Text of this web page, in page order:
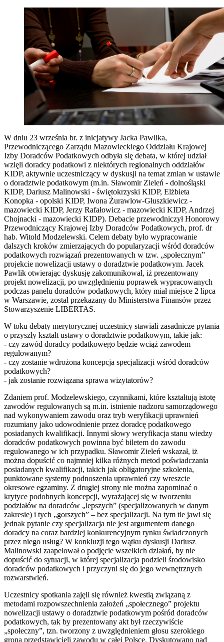
W dniu 23 września br. z inicjatywy Jacka Pawlika,
Przewodniczącego Zarządu Mazowieckiego Oddziału Krajowej
Izby Doradców Podatkowych odbyła się debata, w której udział
wzięli doradcy podatkowi z niektórych regionalnych oddziałów
KIDP, aktywnie uczestniczący w dyskusji na temat zmian w ustawie
o doradztwie podatkowym (m.in. Sławomir Zieleń - dolnośląski
KIDP, Dariusz Malinowski - świętokrzyski KIDP, Elżbieta
Konopka - opolski KIDP, Iwona Żurawlow-Głuszkiewicz -
mazowiecki KIDP, Jerzy Rafałowicz - mazowiecki KIDP, Andrzej
Chojnacki - mazowiecki KIDP). Debacie przewodniczył Honorowy
Przewodniczący Krajowej Izby Doradców Podatkowych, prof. dr
hab. Witold Modzelewski. Celem debaty było wypracowanie
dalszych kroków zmierzających do popularyzacji wśród doradców
podatkowych rozwiązań prezentowanych w tzw. „społecznym”
projekcie nowelizacji ustawy o doradztwie podatkowym. Jacek
Pawlik otwierając dyskusję zakomunikował, iż prezentowany
projekt nowelizacji, po uwzględnieniu poprawek wypracowanych
podczas panelu doradców podatkowych, który miał miejsce 2 lipca
w Warszawie, został przekazany do Ministerstwa Finansów przez
Stowarzyszenie LIBERTAS.
W toku debaty merytorycznej uczestnicy stawiali zasadnicze pytania
o przyszły kształt ustawy o doradztwie podatkowym, takie jak:
- czy zawód doradcy podatkowego będzie wciąż zawodem
regulowanym?
- czy zostanie wdrożona koncepcja specjalizacji wśród doradców
podatkowych?
- jak zostanie rozwiązana sprawa wizytatorów?
Zdaniem prof. Modzelewskiego, czynnikami, które kształtują istotę
zawodów regulowanych są m.in. istnienie nadzoru samorządowego
nad wykonywaniem zawodu oraz tryb weryfikacji uprawnień
rozumiany jako udowodnienie przez doradcę podatkowego
posiadanych kwalifikacji. Innymi słowy weryfikacja stanu wiedzy
doradców podatkowych powinna być biletem do zawodu
regulowanego w ich przypadku. Sławomir Zieleń wskazał, iż
można dopuścić co najmniej kilka różnych metod poświadczania
posiadanych kwalifikacji, takich jak obligatoryjne szkolenia,
punktowane systemy podnoszenia uprawnień czy wreszcie
okresowe egzaminy. Z drugiej strony nie można zapominać o
krytyce podobnych koncepcji, wyrażającej się w tworzeniu
podziałów na doradców „lepszych” (specjalizowanych w danym
zakresie) i tych „gorszych” – bez specjalizacji. Na tym tle jawi się
jednak pytanie czy specjalizacja nie jest argumentem danego
doradcy na coraz bardziej konkurencyjnym rynku świadczonych
przez niego usług? W konkluzji tego wątku dyskusji Dariusz
Malinowski zaapelował o podjęcie wszelkich działań, by nie
dopuścić do sytuacji, w której specjalizacja podzieli środowisko
doradców podatkowych i przyczyni się do jego wewnętrznych
rozwarstwień.
Uczestnicy spotkania zajęli się również kwestią związaną z
metodami rozpowszechnienia założeń „społecznego” projektu
nowelizacji ustawy o doradztwie podatkowym pośród doradców
podatkowych, tak by prezentowany akt był rzeczywiście
„społeczny”, tzn. tworzony z uwzględnieniem głosu szerokiego
grona przedstawicieli zawodu w całej Polsce. Dyskutowano nad